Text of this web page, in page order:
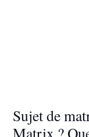
Sujet de
Matrix ?